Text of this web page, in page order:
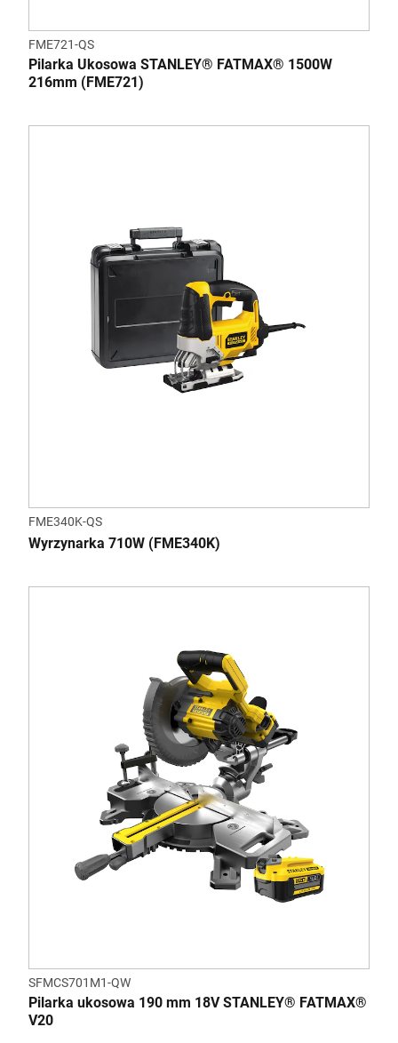
FME721-QS
Pilarka Ukosowa STANLEY® FATMAX® 1500W
216mm (FME721)
FME340K-QS
Wyrzynarka 710W (FME340K)
SFMCS701M1-QW
Pilarka ukosowa 190 mm 18V STANLEY® FATMAX®
V20